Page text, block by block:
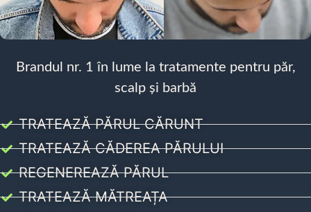
Brandul nr. 1 în lume la tratamente pentru păr,
scalp și barbă
TRATEAZĂ PĂRUL CĂRUNT
TRATEAZĂ CĂDEREA PĂRULUI
REGENEREAZĂ PĂRUL
TRATEAZĂ MĂTREAȚA